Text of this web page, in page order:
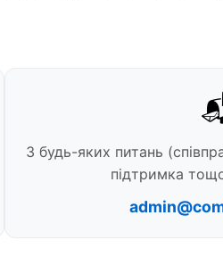
З будь-яких питань
підтримка